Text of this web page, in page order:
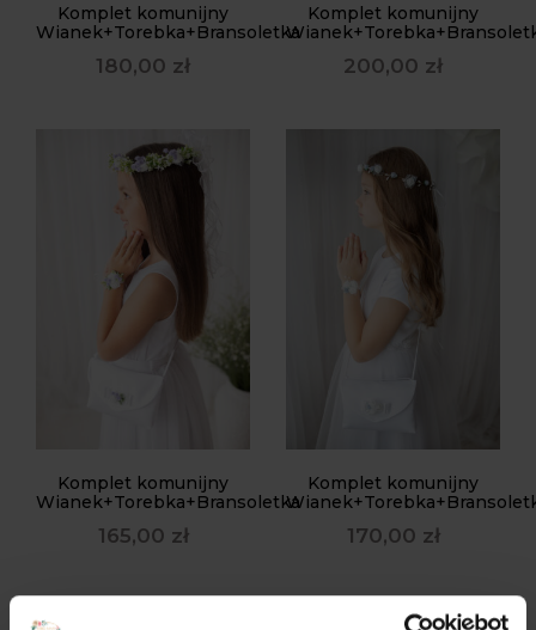
Komplet komunijny
Wianek+Torebka+Bransoletka
180,00 zł
Komplet komunijny
200,00 zł
Komplet komunijny
Wianek+Torebka+Bransoletka
165,00 zł
Komplet komunijny
170,00 zł